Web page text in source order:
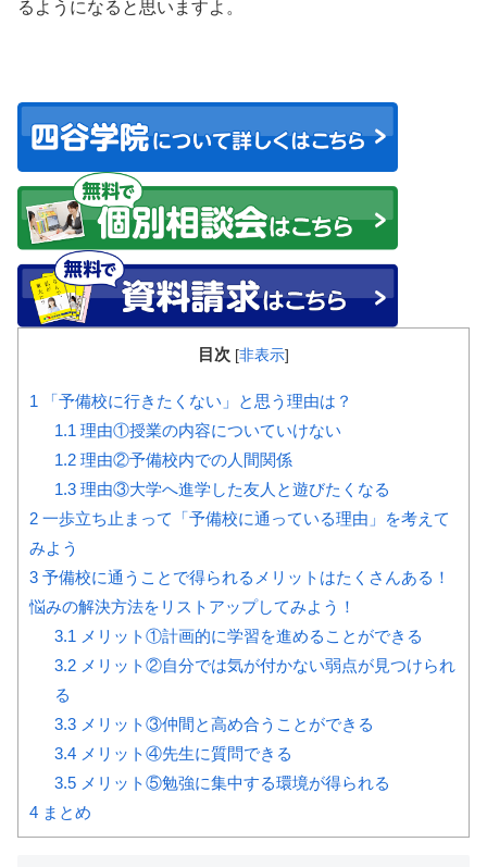
るようになると思いますよ。
目次 [非表示]
1 「予備校に行きたくない」と思う理由は？
1.1 理由①授業の内容についていけない
1.2理由②予備校内での人間関係
1.3理由③大学へ進学した友人と遊びたくなる
2 一歩立ち止まって「予備校に通っている理由」を考えて
みよう
3 予備校に通うことで得られるメリットはたくさんある！
悩みの解決方法をリストアップしてみよう！
3.1 メリット①計画的に学習を進めることができる
3.2メリット②自分では気が付かない弱点が見つけられ
る
3.3メリット③仲間と高め合うことができる
3.4メリット④先生に質問できる
3.5メリット⑤勉強に集中する環境が得られる
4 まとめ